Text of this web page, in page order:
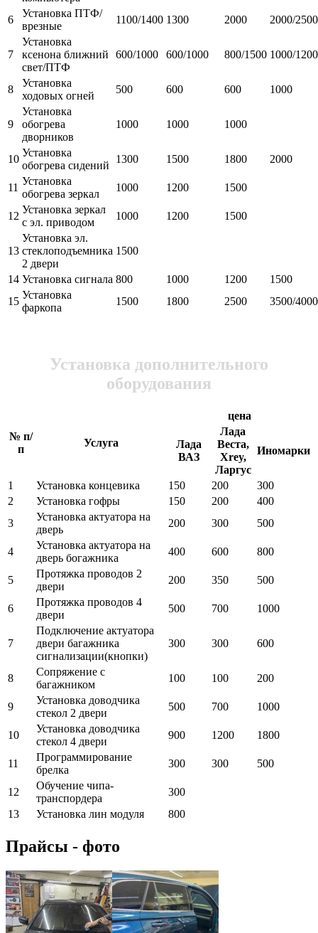
6
Установка ПТФ/
врезные
1100/1400 1300 2000 2000/2500
7
Установка
ксенона ближний
свет/ПТФ
600/1000 600/1000 800/1500 1000/1200
8
Установка
ходовых огней
500 600 600 1000
9
Установка
обогрева
дворников
1000 1000 1000
10
Установка
обогрева сидений
1300 1500 1800 2000
11
Установка
обогрева зеркал
1000 1200 1500
12
Установка зеркал
с эл. приводом
1000 1200 1500
13
Установка эл.
стеклоподъемника
2 двери
1500
14 Установка сигнала 800 1000 1200
1500
15
Установка
фаркопа
1500 1800 2500 3500/4000
Установка дополнительного
оборудования
№ п/
п
Услуга
цена
Лада
ВАЗ
Лада
Веста,
Xrey,
Ларгус
Иномарки
1 Установка концевика 150 200
300
2
Установка гофры 150 200
400
3
Установка актуатора на
дверь
200 300 500
4
Установка актуатора на
дверь богажника
400 600 800
5
Протяжка проводов 2
двери
200 350 500
6
Протяжка проводов 4
двери
500 700 1000
7
Подключение актуатора
двери багажника
сигнализации(кнопки)
300 300 600
8
Сопряжение с
багажником
100 100 200
9
Установка доводчика
стекол 2 двери
500 700 1000
10
Установка доводчика
стекол 4 двери
900 1200 1800
11
Программирование
брелка
300 300 500
12
Обучение чипа-
транспордера
300
13
Установка лин модуля 800
Прайсы - фото